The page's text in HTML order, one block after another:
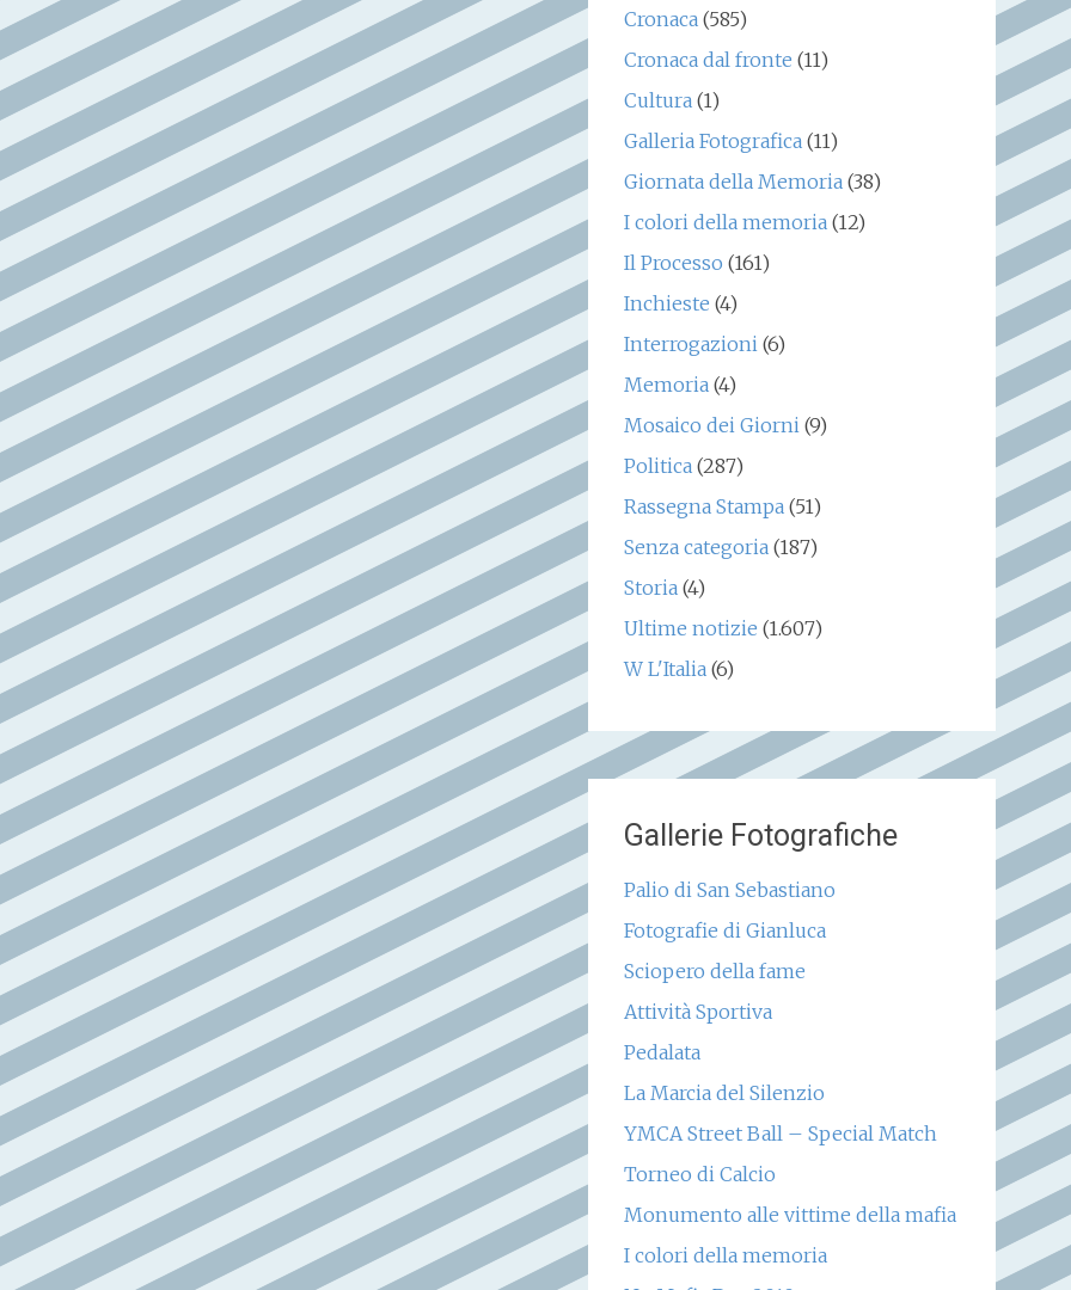
Cronaca(585)
Cronaca dal fronte (11)
Cultura(1)
Galleria Fotografica(11)
Giornata della Memoria(38)
I colori della memoria(12)
Il Processo (161)
Inchieste (4)
Interrogazioni(6)
Memoria(4)
Mosaico dei Giorni(9)
Politica(287)
Rassegna Stampa(51)
Senza categoria(187)
Storia(4)
Ultime notizie (1.607)
W L'Italia(6)
Gallerie Fotografiche
Palio di San Sebastiano
Fotografie di Gianluca
Sciopero della fame
Attività Sportiva
Pedalata
La Marcia del Silenzio
YMCA Street Ball – Special Match
Torneo di Calcio
Monumento alle vittime della mafia
I colori della memoria